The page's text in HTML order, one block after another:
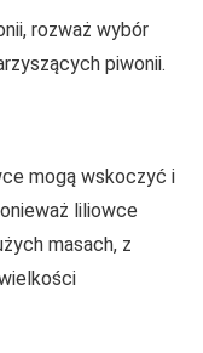
rozważ wybór
piwonii.
mogą wskoczyć i
liliowce
masach, z